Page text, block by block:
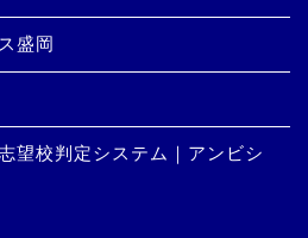
盛岡
望校判定システム｜アンビシ
コース・料金